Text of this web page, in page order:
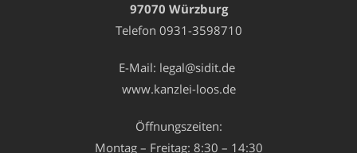
97070 Würzburg
Telefon 0931-3598710
E-Mail: legal@sidit.de
www.kanzlei-loos.de
Öffnungszeiten:
Montag – Freitag: 8:30 – 14:30